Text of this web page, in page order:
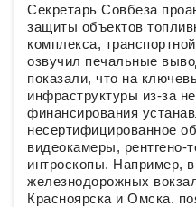
Секретарь Совбеза
защиты объектов
комплекса,
озвучил печальные
показали, что на
инфраструктуры из-за
финансирования
несертифицированное
видеокамеры, рентгено-
интроскопы. Например,
железнодорожных
Красноярска и Омска.